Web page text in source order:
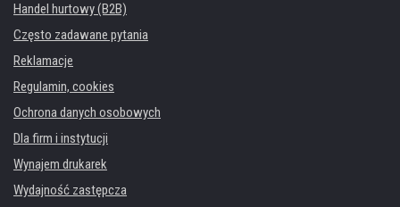
Handel hurtowy (B2B)
Często zadawane pytania
Reklamacje
Regulamin, cookies
Ochrona danych osobowych
Dla firm i instytucji
Wynajem drukarek
Wydajność zastępcza